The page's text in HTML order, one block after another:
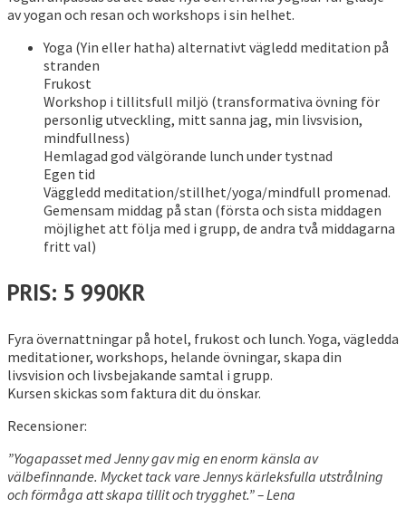
av yogan och resan och workshops i sin helhet.
Yoga (Yin eller hatha) alternativt vägledd meditation på
stranden
Frukost
Workshop i tillitsfull miljö (transformativa övning för
personlig utveckling, mitt sanna jag, min livsvision,
mindfullness)
Hemlagad god välgörande lunch under tystnad
Egen tid
Väggledd meditation/stillhet/yoga/mindfull promenad.
Gemensam middag på stan (första och sista middagen
möjlighet att följa med i grupp, de andra två middagarna
fritt val)
PRIS: 5 990KR
Fyra övernattningar på hotel, frukost och lunch. Yoga, vägledda
meditationer, workshops, helande övningar, skapa din
livsvision och livsbejakande samtal i grupp.
Kursen skickas som faktura dit du önskar.
Recensioner:
”Yogapasset med Jenny gav mig en enorm känsla av
välbefinnande. Mycket tack vare Jennys kärleksfulla utstrålning
och förmåga att skapa tillit och trygghet.” – Lena